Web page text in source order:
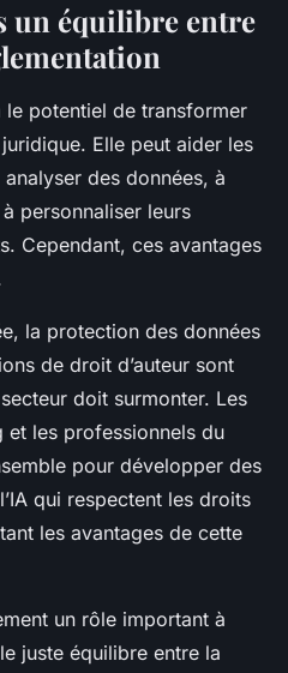
un équilibre entre
le potentiel de transformer
Elle peut aider les
des données, à
personnaliser leurs
Cependant, ces avantages
la protection des données
de droit d’auteur sont
doit surmonter. Les
et les professionnels du
pour développer des
qui respectent les droits
les avantages de cette
un rôle important à
juste équilibre entre la